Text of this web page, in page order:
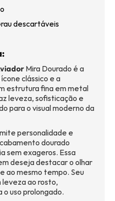
descartáveis
Mira Dourado é a
clássico e a
estrutura fina em metal
leveza, sofisticação e
para o visual moderno da
personalidade e
dourado
sem exageros. Essa
deseja destacar o olhar
ao mesmo tempo. Seu
leveza ao rosto,
uso prolongado.